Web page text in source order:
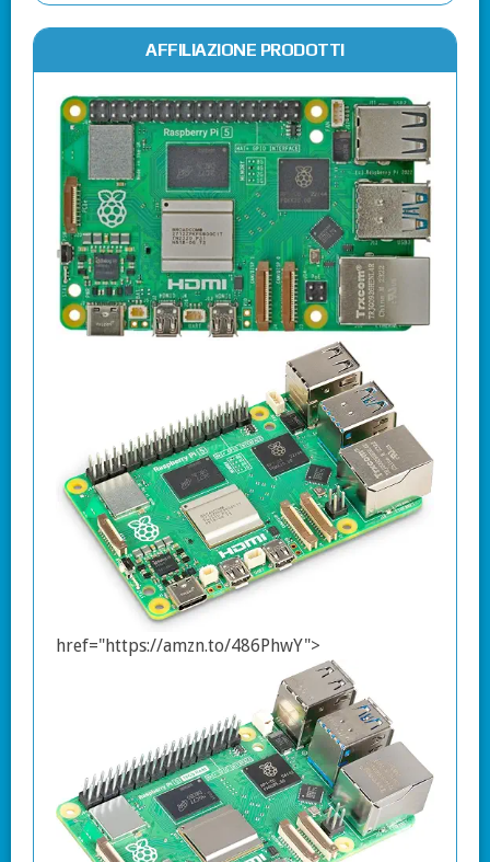
AFFILIAZIONE PRODOTTI
href="https://amzn.to/486PhwY">